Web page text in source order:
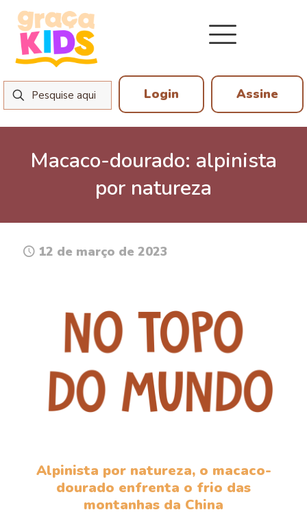
Login Assine
Macaco-dourado: alpinista
por natureza
12 de março de 2023
Alpinista por natureza, o macaco-
dourado enfrenta o frio das
montanhas da China